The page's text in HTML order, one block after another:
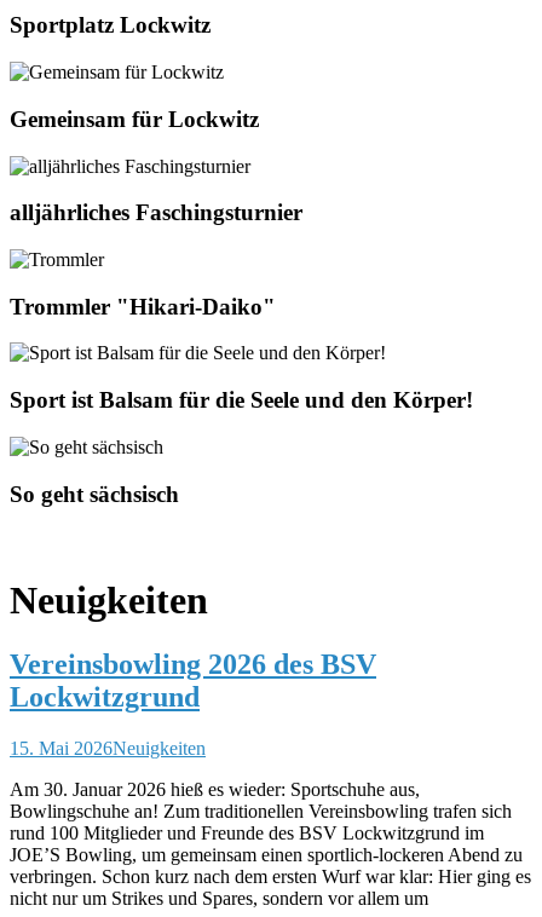
Sportplatz Lockwitz
Gemeinsam für Lockwitz
alljährliches Faschingsturnier
Trommler "Hikari-Daiko"
Sport ist Balsam für die Seele und den Körper!
So geht sächsisch
Neuigkeiten
Vereinsbowling 2026 des BSV
Lockwitzgrund
15. Mai 2026Neuigkeiten
Am 30. Januar 2026 hieß es wieder: Sportschuhe aus,
Bowlingschuhe an! Zum traditionellen Vereinsbowling trafen sich
rund 100 Mitglieder und Freunde des BSV Lockwitzgrund im
JOE’S Bowling, um gemeinsam einen sportlich-lockeren Abend zu
verbringen. Schon kurz nach dem ersten Wurf war klar: Hier ging es
nicht nur um Strikes und Spares, sondern vor allem um